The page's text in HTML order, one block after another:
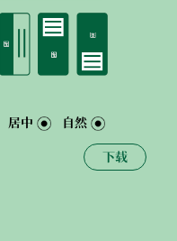
居中 自然
下载